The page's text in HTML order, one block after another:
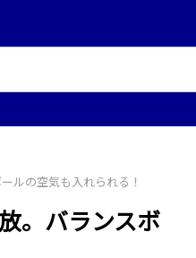
ルの空気も入れられる！
。バランスボ